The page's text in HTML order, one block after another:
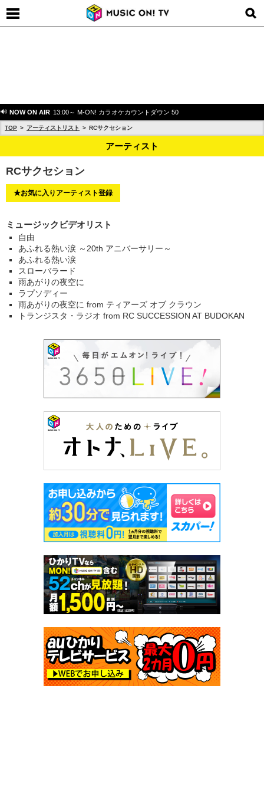
NOW ON AIR 13:00～ M-ON! カラオケカウントダウン 50
TOP アーティストリスト RCサクセション
アーティスト
RCサクセション
★お気に入りアーティスト登録
ミュージックビデオリスト
自由
あふれる熱い涙 ～20th アニバーサリー～
あふれる熱い涙
スローバラード
雨あがりの夜空に
ラプソディー
雨あがりの夜空に from ティアーズ オブ クラウン
トランジスタ・ラジオ from RC SUCCESSION AT BUDOKAN